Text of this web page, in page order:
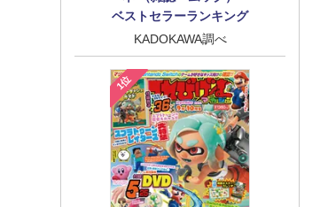
ベストセラーランキング
KADOKAWA調べ
1位